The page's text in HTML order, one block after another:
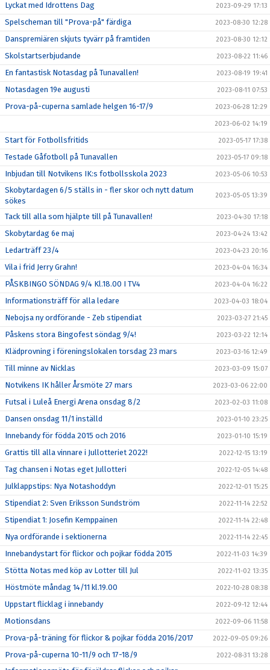
Lyckat med Idrottens Dag 2023-09-29 17:13
Spelscheman till "Prova-på" färdiga 2023-08-30 12:28
Danspremiären skjuts tyvärr på framtiden 2023-08-30 12:12
Skolstartserbjudande 2023-08-22 11:46
En fantastisk Notasdag på Tunavallen! 2023-08-19 19:41
Notasdagen 19e augusti 2023-08-11 07:53
Prova-på-cuperna samlade helgen 16-17/9 2023-06-28 12:29
2023-06-02 14:19
Start för Fotbollsfritids 2023-05-17 17:38
Testade Gåfotboll på Tunavallen 2023-05-17 09:18
Inbjudan till Notvikens IK:s fotbollsskola 2023 2023-05-06 10:53
Skobytardagen 6/5 ställs in - fler skor och nytt datum
sökes
2023-05-05 13:39
Tack till alla som hjälpte till på Tunavallen! 2023-04-30 17:18
Skobytardag 6e maj 2023-04-24 13:42
Ledarträff 23/4 2023-04-23 20:16
Vila i frid Jerry Grahn! 2023-04-04 16:34
PÅSKBINGO SÖNDAG 9/4 Kl.18.00 I TV4 2023-04-04 16:22
Informationsträff för alla ledare 2023-04-03 18:04
Nebojsa ny ordförande - Zeb stipendiat 2023-03-27 21:45
Påskens stora Bingofest söndag 9/4! 2023-03-22 12:14
Klädprovning i föreningslokalen torsdag 23 mars 2023-03-16 12:49
Till minne av Nicklas 2023-03-09 15:07
Notvikens IK håller Årsmöte 27 mars 2023-03-06 22:00
Futsal i Luleå Energi Arena onsdag 8/2 2023-02-03 11:08
Dansen onsdag 11/1 inställd 2023-01-10 23:25
Innebandy för födda 2015 och 2016 2023-01-10 15:19
Grattis till alla vinnare i Jullotteriet 2022! 2022-12-15 13:19
Tag chansen i Notas eget Jullotteri 2022-12-05 14:48
Julklappstips: Nya Notashoddyn 2022-12-01 15:25
Stipendiat 2: Sven Eriksson Sundström 2022-11-14 22:52
Stipendiat 1: Josefin Kemppainen 2022-11-14 22:48
Nya ordförande i sektionerna 2022-11-14 22:45
Innebandystart för flickor och pojkar födda 2015 2022-11-03 14:39
Stötta Notas med köp av Lotter till Jul 2022-11-02 13:35
Höstmöte måndag 14/11 kl.19.00 2022-10-28 08:38
Uppstart flicklag i innebandy 2022-09-12 12:44
Motionsdans 2022-09-06 11:58
Prova-på-träning för flickor & pojkar födda 2016/2017 2022-09-05 09:26
Prova-på-cuperna 10-11/9 och 17-18/9 2022-08-31 13:28